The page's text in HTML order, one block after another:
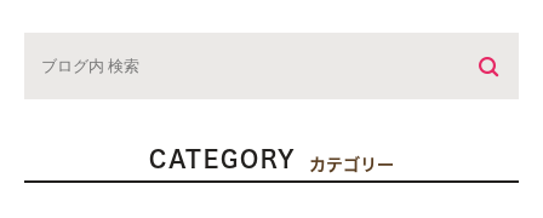
CATEGORY カテゴリー